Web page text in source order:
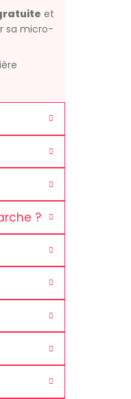
et
sa micro-
?